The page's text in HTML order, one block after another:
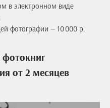
в электронном виде
фотографии — 10 000 р.
фотокниг
от 2 месяцев